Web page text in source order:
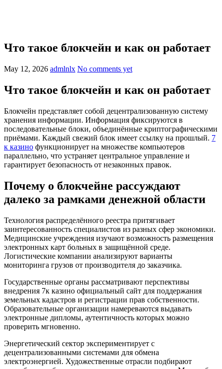
Что такое блокчейн и как он работает
May 12, 2026 admlnlx No comments yet
Что такое блокчейн и как он работает
Блокчейн представляет собой децентрализованную систему
хранения информации. Информация фиксируются в
последовательные блоки, объединённые криптографическими
приёмами. Каждый свежий блок имеет ссылку на прошлый. 7
к казино функционирует на множестве компьютеров
параллельно, что устраняет центральное управление и
гарантирует безопасность от незаконных правок.
Почему о блокчейне рассуждают
далеко за рамками денежной области
Технология распределённого реестра притягивает
заинтересованность специалистов из разных сфер экономики.
Медицинские учреждения изучают возможность размещения
электронных карт больных в защищённой среде.
Логистические компании анализируют варианты
мониторинга грузов от производителя до заказчика.
Государственные органы рассматривают перспективы
внедрения 7к казино официальный сайт для поддержания
земельных кадастров и регистрации прав собственности.
Образовательные организации намереваются выдавать
электронные дипломы, аутентичность которых можно
проверить мгновенно.
Энергетический сектор экспериментирует с
децентрализованными системами для обмена
электроэнергией. Художественные отрасли подбирают